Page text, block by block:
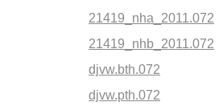
21419_nha_2011.072
21419_nhb_2011.072
djvw.bth.072
djvw.pth.072